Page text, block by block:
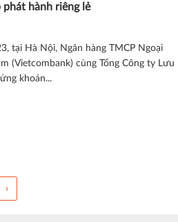
phát hành riêng lẻ
tại Hà Nội, Ngân hàng TMCP Ngoại
(Vietcombank) cùng Tổng Công ty Lưu
khoán...
›